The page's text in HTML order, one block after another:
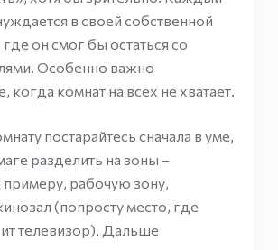
в своей собственной
он смог бы остаться со
Особенно важно
когда комнат на всех не хватает.
постарайтесь сначала в уме,
разделить на зоны –
рабочую зону,
(попросту место, где
телевизор). Дальше